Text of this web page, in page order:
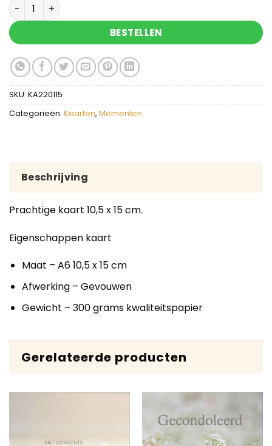
Succes met je nieuwe baan aantal
BESTELLEN
SKU: KA220115
Categorieën: Kaarten, Momenten
Beschrijving
Prachtige kaart 10,5 x 15 cm.
Eigenschappen kaart
Maat – A6 10,5 x 15 cm
Afwerking – Gevouwen
Gewicht – 300 grams kwaliteitspapier
Gerelateerde producten